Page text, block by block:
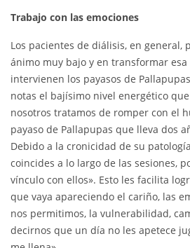
Trabajo con las emociones
Los pacientes de diálisis, en general,
ánimo muy bajo y en transformar esa
intervienen los payasos de
notas el bajísimo nivel energético
nosotros tratamos de romper con el
payaso de Pallapupas que lleva dos
Debido a la cronicidad de su
coincides a lo largo de las sesiones,
vínculo con ellos». Esto les facilita
que vaya apareciendo el cariño, las
nos permitimos, la vulnerabilidad,
decirnos que un día no les apetece